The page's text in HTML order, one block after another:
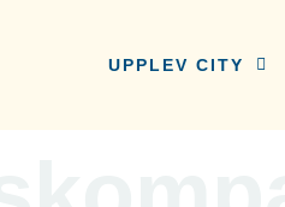
UPPLEV CITY